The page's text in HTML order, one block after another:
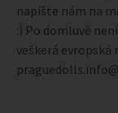
napište nám na
:) Po domluvě
veškerá